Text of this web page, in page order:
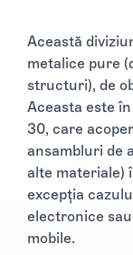
Această
metalice pure
structuri), de
Aceasta este
30, care
ansambluri de
alte materiale)
excepția
electronice
mobile.